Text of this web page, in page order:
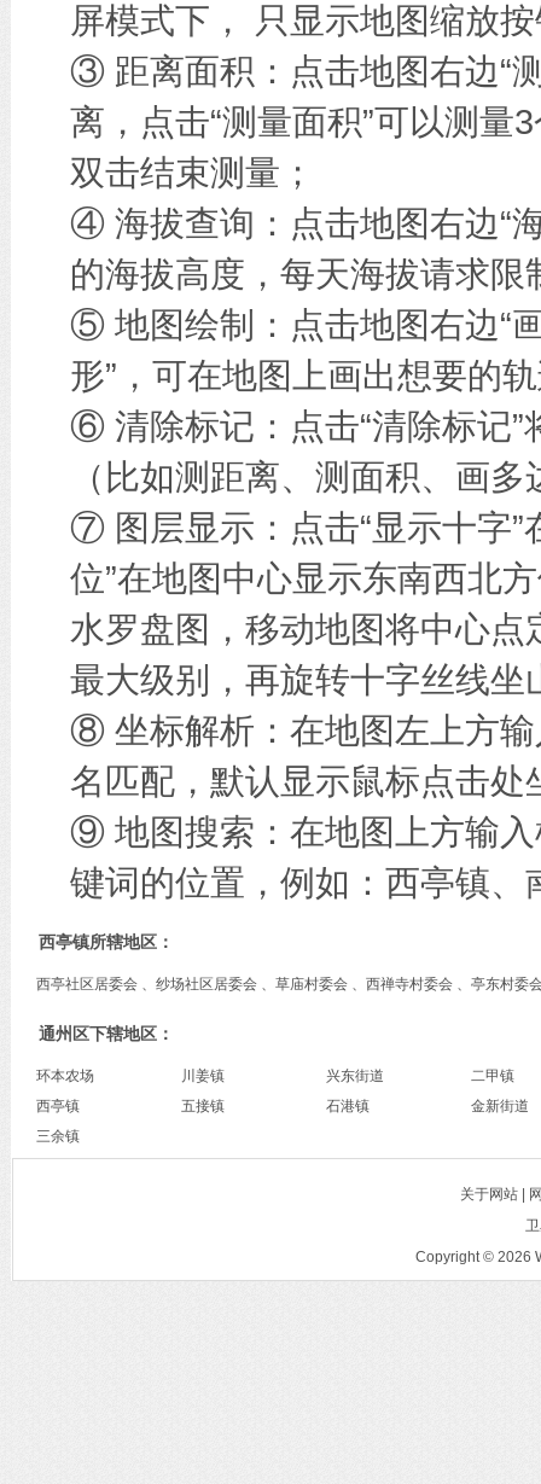
屏模式下， 只显示地图缩放
③ 距离面积：点击地图右边“
离，点击“测量面积”可以测量
双击结束测量；
④ 海拔查询：点击地图右边“
的海拔高度，每天海拔请求
⑤ 地图绘制：点击地图右边“画
形”，可在地图上画出想要的
⑥ 清除标记：点击“清除标记
（比如测距离、测面积、画多
⑦ 图层显示：点击“显示十字”
位”在地图中心显示东南西北
水罗盘图，移动地图将中心
最大级别，再旋转十字丝线坐
⑧ 坐标解析：在地图左上方
名匹配，默认显示鼠标点击处
⑨ 地图搜索：在地图上方输
键词的位置，例如：西亭镇、
西亭镇所辖地区：
西亭社区居委会 、纱场社区居委会 、草庙村委会 、西禅寺村委会 、亭东村
通州区下辖地区：
环本农场 川姜镇 兴东街道
二甲镇
西亭镇
五接镇 石港镇
金新街道
三余镇
关于网站 |
Copyright © 2026